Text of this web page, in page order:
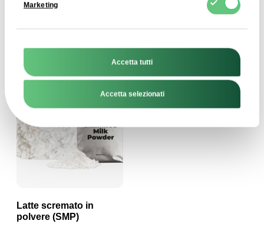
Marketing
Accetta tutti
Accetta selezionati
Zucchero Bianco
Gomma Xantana 200
Latte scremato in
polvere (SMP)